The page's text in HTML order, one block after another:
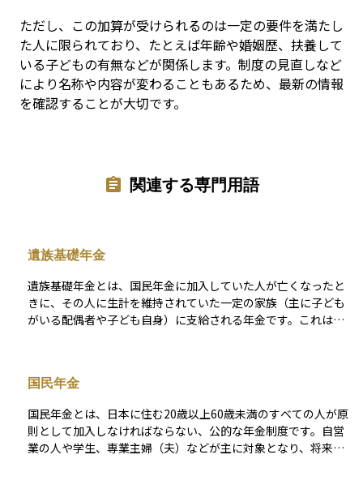
ただし、この加算が受けられるのは一定の要件を満たし
た人に限られており、たとえば年齢や婚姻歴、扶養して
いる子どもの有無などが関係します。制度の見直しなど
により名称や内容が変わることもあるため、最新の情報
を確認することが大切です。
関連する専門用語
遺族基礎年金
遺族基礎年金とは、国民年金に加入していた人が亡くなったと
きに、その人に生計を維持されていた一定の家族（主に子ども
がいる配偶者や子ども自身）に支給される年金です。これは公
す。受給の条件には、亡くなった人が保険料を一定期間納付し
ていたことや、受け取る側に対象となる子どもがいることなど
が含まれます。支給額は定額で、子どもの人数に応じた加算も
あります。子どもが一定年齢に達すると支給は終了します。家
計を支える人を失ったときに、遺族の生活を一定期間支援する
国民年金
国民年金とは、日本に住む20歳以上60歳未満のすべての人が原
則として加入しなければならない、公的な年金制度です。自営
業の人や学生、専業主婦（夫）などが主に対象となり、将来の